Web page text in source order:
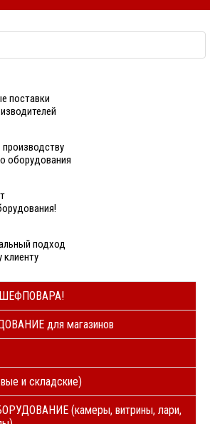
поставки
оборудования
подход
ШЕФПОВАРА!
для магазинов
и складские)
(камеры, витрины, лари,